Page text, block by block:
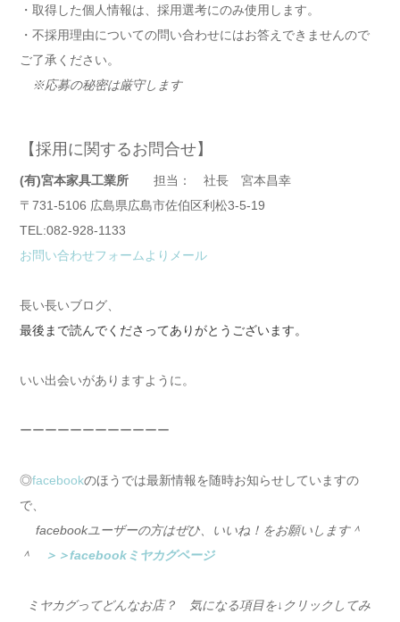
・取得した個人情報は、採用選考にのみ使用します。
・不採用理由についての問い合わせにはお答えできませんので
ご了承ください。
※応募の秘密は厳守します
【採用に関するお問合せ】
(有)宮本家具工業所 担当： 社長 宮本昌幸
〒731-5106 広島県広島市佐伯区利松3-5-19
TEL:082-928-1133
お問い合わせフォームよりメール
長い長いブログ、
最後まで読んでくださってありがとうございます。
いい出会いがありますように。
ーーーーーーーーーーーー
◎facebookのほうでは最新情報を随時お知らせしていますの
で、
facebookユーザーの方はぜひ、いいね！をお願いします＾
＾
＞＞facebookミヤカグページ
ミヤカグってどんなお店？ 気になる項目を↓クリックしてみ